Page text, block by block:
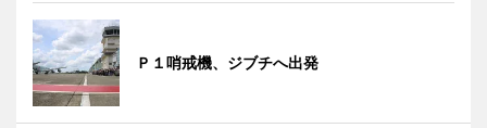
Ｐ１哨戒機、ジブチへ出発